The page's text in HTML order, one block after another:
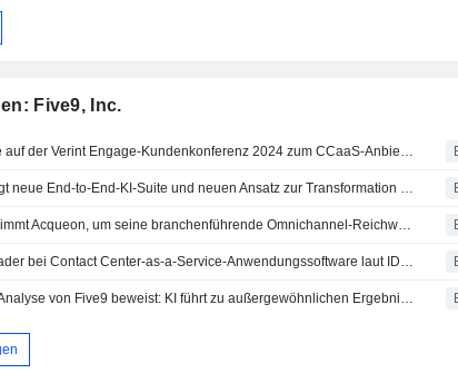
Five9, Inc.
Five9 wurde auf der Verint Engage-Kundenkonferenz 2024 zum CCaaS-Anbieter des Jahres in Amerika ernannt
Five9 kündigt neue End-to-End-KI-Suite und neuen Ansatz zur Transformation von Enterprise CX an
Five9 übernimmt Acqueon, um seine branchenführende Omnichannel-Reichweite und Journey-Orchestrierung für Unternehmen auszubauen
Five9 ist Leader bei Contact Center-as-a-Service-Anwendungssoftware laut IDC MarketScape 2024
Gründliche Analyse von Five9 beweist: KI führt zu außergewöhnlichen Ergebnissen im Gesundheitsbereich